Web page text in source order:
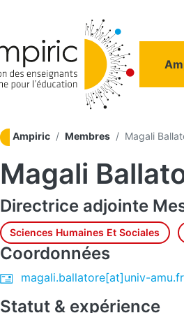
Ampiric Membres Magali
Magali
Directrice adjointe
Sciences Humaines Et Sociales
Coordonnées
magali.ballatore[at]univ-amu.fr
Statut & expérience